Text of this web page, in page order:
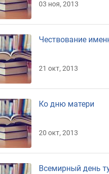
Базовые предприятия
Абитуриентам
Качественная
подготовка и
неограниченные
возможности
трудоустройства
03 ноя, 2013
Чествование
21 окт, 2013
Ко дню матери
20 окт, 2013
Всемирный день